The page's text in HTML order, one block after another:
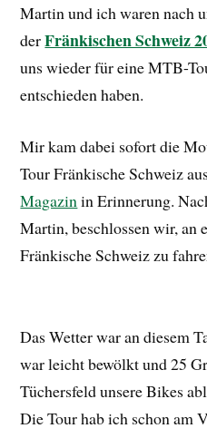
Martin und ich waren nach
derFränkischen Schweiz
uns wieder für eine MTB-
entschieden haben.
Mir kam dabei sofort die
Tour Fränkische Schweiz
Magazinin Erinnerung.
Martin, beschlossen wir,
Fränkische Schweiz zu
Das Wetter war an diesem
war leicht bewölkt und 25
Tüchersfeld unsere Bikes
Die Tour hab ich schon am